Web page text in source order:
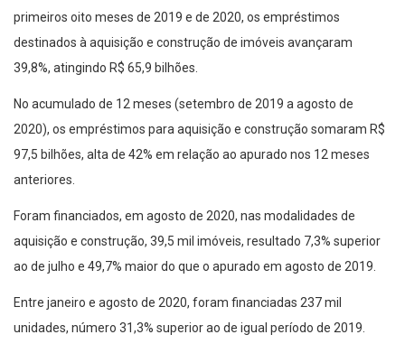
primeiros oito meses de 2019 e de 2020, os empréstimos
destinados à aquisição e construção de imóveis avançaram
39,8%, atingindo R$ 65,9 bilhões.
No acumulado de 12 meses (setembro de 2019 a agosto de
2020), os empréstimos para aquisição e construção somaram R$
97,5 bilhões, alta de 42% em relação ao apurado nos 12 meses
anteriores.
Foram financiados, em agosto de 2020, nas modalidades de
aquisição e construção, 39,5 mil imóveis, resultado 7,3% superior
ao de julho e 49,7% maior do que o apurado em agosto de 2019.
Entre janeiro e agosto de 2020, foram financiadas 237 mil
unidades, número 31,3% superior ao de igual período de 2019.